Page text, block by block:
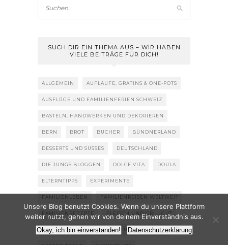
SUCH DIR EIN THEMA AUS – WIR HABEN
VIELE BEITRÄGE FÜR DICH!
ALLGEMEIN AUFLÄUFE, GRATINS & ONE-POTS
AUSFLÜGE UND FAMILIENFERIEN SCHWEIZ
BASTELN, HANDWERKEN UND DEKORIEREN
BERN BROT BÜCHER BÜNDNERLAND
DESSERTS UND SÜSSES DEUTSCHLAND
DIE JUNGS BLOGGEN DOLCE VITA DOULA
ELTERNTIPPS EXPERIMENTE
FAMILIENLEBEN FAMILIENREISEN WELTWEIT
FAMILIENREZEPTE FLEISCH UND GRILLGUT
FRÜHSTÜCK, MÜESLI, KONFITÜREN & GELEES
Unsere Blog benutzt Cookies. Wenn du unsere Plattform
weiter nutzt, gehen wir von deinem Einverständnis aus.
Okay, ich bin einverstanden! Datenschutzerklärung